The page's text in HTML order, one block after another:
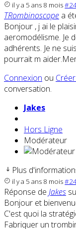
il y a 5 ans 8 mois
TRombinoscope a
Bonjour , j ai le
aeromodélisme. Je
adhérents. Je ne
pourrait m
Connexion ou
conversation.
Jakes
Hors Ligne
Modérateur
Plus
il y a 5 ans 8 mois
Réponse de Jakes
Bonjour et
C'est quoi la
Fabriquer un